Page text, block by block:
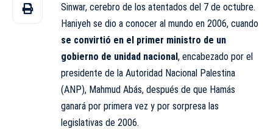
Sinwar, cerebro de los atentados del 7 de octubre.
Haniyeh se dio a conocer al mundo en 2006, cuando
se convirtió en el primer ministro de un
gobierno de unidad nacional, encabezado por el
presidente de la Autoridad Nacional Palestina
(ANP), Mahmud Abás, después de que Hamás
ganará por primera vez y por sorpresa las
legislativas de 2006.